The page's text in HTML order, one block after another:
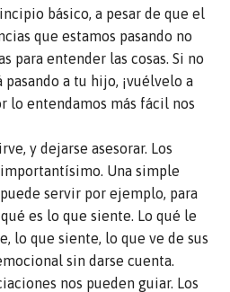
básico, a pesar de que el
que estamos pasando no
para entender las cosas. Si no
a tu hijo, ¡vuélvelo a
lo entendamos más fácil nos
y dejarse asesorar. Los
Una simple
servir por ejemplo, para
es lo que siente. Lo qué le
lo que siente, lo que ve de sus
sin darse cuenta.
nos pueden guiar. Los